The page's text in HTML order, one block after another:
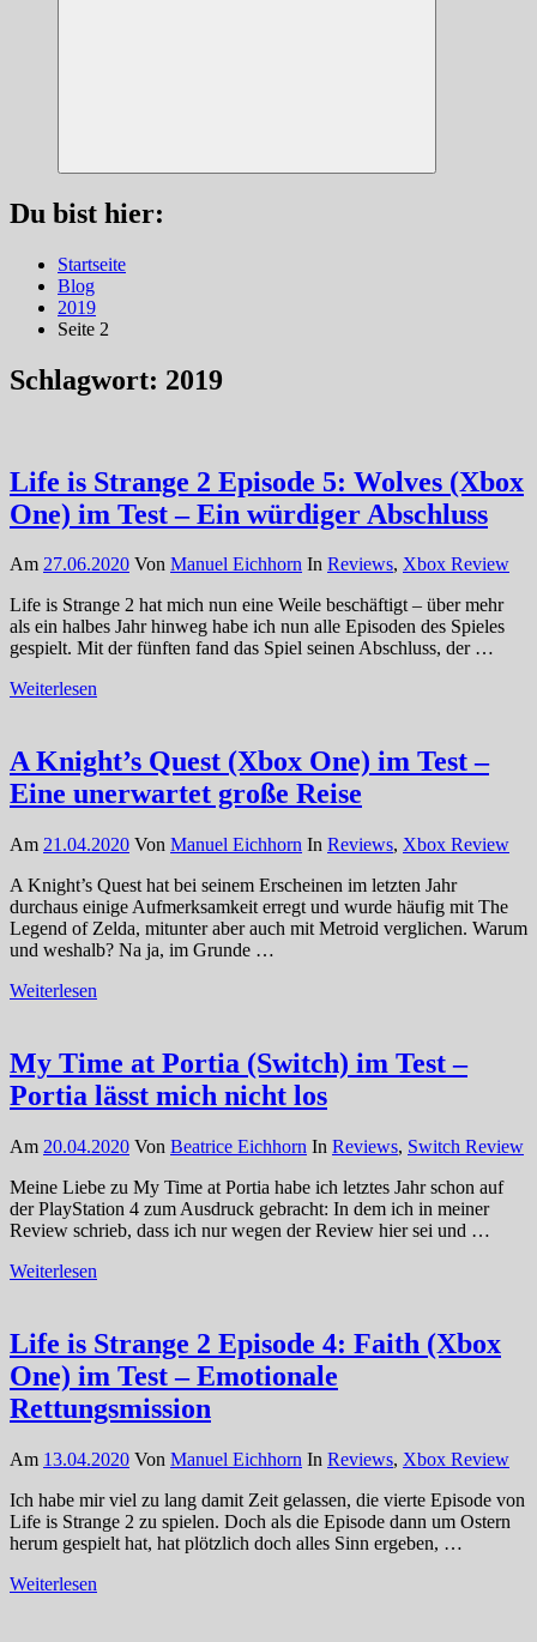
Suchen
Du bist hier:
Startseite
Blog
2019
Seite 2
Schlagwort: 2019
Life is Strange 2 Episode 5: Wolves (Xbox
One) im Test – Ein würdiger Abschluss
Am 27.06.2020 Von Manuel Eichhorn In Reviews, Xbox Review
Life is Strange 2 hat mich nun eine Weile beschäftigt – über mehr
als ein halbes Jahr hinweg habe ich nun alle Episoden des Spieles
gespielt. Mit der fünften fand das Spiel seinen Abschluss, der …
Weiterlesen
A Knight’s Quest (Xbox One) im Test –
Eine unerwartet große Reise
Am 21.04.2020 Von Manuel Eichhorn In Reviews, Xbox Review
A Knight’s Quest hat bei seinem Erscheinen im letzten Jahr
durchaus einige Aufmerksamkeit erregt und wurde häufig mit The
Legend of Zelda, mitunter aber auch mit Metroid verglichen. Warum
und weshalb? Na ja, im Grunde …
Weiterlesen
My Time at Portia (Switch) im Test –
Portia lässt mich nicht los
Am 20.04.2020 Von Beatrice Eichhorn In Reviews, Switch Review
Meine Liebe zu My Time at Portia habe ich letztes Jahr schon auf
der PlayStation 4 zum Ausdruck gebracht: In dem ich in meiner
Review schrieb, dass ich nur wegen der Review hier sei und …
Weiterlesen
Life is Strange 2 Episode 4: Faith (Xbox
One) im Test – Emotionale
Rettungsmission
Am 13.04.2020 Von Manuel Eichhorn In Reviews, Xbox Review
Ich habe mir viel zu lang damit Zeit gelassen, die vierte Episode von
Life is Strange 2 zu spielen. Doch als die Episode dann um Ostern
herum gespielt hat, hat plötzlich doch alles Sinn ergeben, …
Weiterlesen